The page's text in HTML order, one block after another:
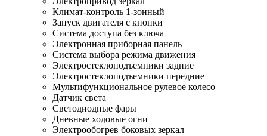
Климат-контроль 1-зонный
Запуск двигателя с кнопки
Система доступа без ключа
Электронная приборная панель
Система выбора режима движения
Электростеклоподъемники задние
Электростеклоподъемники передние
Мультифункциональное рулевое колесо
Датчик света
Светодиодные фары
Дневные ходовые огни
Электрообогрев боковых зеркал